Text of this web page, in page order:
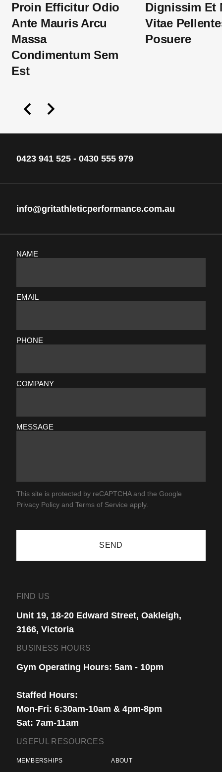
Proin Efficitur Odio
Ante Mauris Arcu
Massa
Condimentum Sem
Est
Dignissim Et
Vitae
Posuere
0423 941 525 - 0430 555 979
info@gritathleticperformance.com.au
FIND US
Unit 19, 18-20 Edward Street, Oakleigh,
3166, Victoria
BUSINESS HOURS
Gym Operating Hours: 5am - 10pm
Staffed Hours:
Mon-Fri: 6:30am-10am & 4pm-8pm
Sat: 7am-11am
USEFUL RESOURCES
MEMBERSHIPS ABOUT
NAME
EMAIL
PHONE
COMPANY
MESSAGE
This site is protected by reCAPTCHA and the Google
Privacy Policy and Terms of Service apply.
SEND